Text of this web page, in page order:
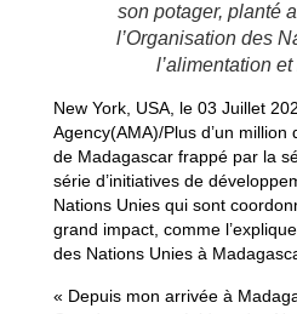
son potager, planté
l’Organisation des
l’alimentation et
New York, USA, le 03 Juillet
Agency(AMA)/Plus d’un
de Madagascar frappé par la
série d’initiatives de
Nations Unies qui sont
grand impact, comme
des Nations Unies à
« Depuis mon arrivée à